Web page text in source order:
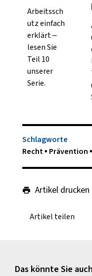
Arbeitssch
utz einfach
erklärt –
lesen Sie
Teil 10
unserer
Serie.
Schlagworte
Recht Prävention
Artikel drucken
Artikel teilen
Das könnte Sie